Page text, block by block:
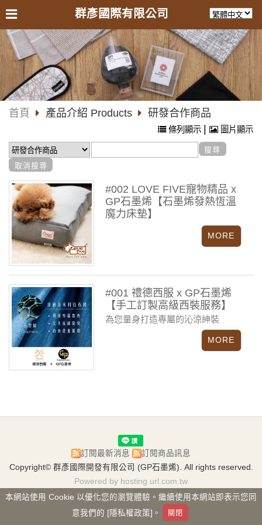
群彥國際有限公司
首頁 產品介紹 Products 研發合作商品
條列顯示 | 圖片顯示
#002 LOVE FIVE寵物精品 x
GP石墨烯【石墨烯發熱恆溫
魔力床墊】
#001 禮德西服 x GP石墨烯
【手工訂製高級西裝服務】
為您量身打造專屬的沁涼紳裝
訂閱最新消息
訂閱商品訊息
Copyright© 群彥國際開發有限公司 (GP石墨烯). All rights reserved.
Powered by hosting.url.com.tw
本網站使用 Cookie 以優化您的瀏覽體驗。繼續使用本網站即表示您同
意我們的 [隱私權政策]。